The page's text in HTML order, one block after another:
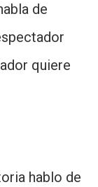
de
quiere
hablo de